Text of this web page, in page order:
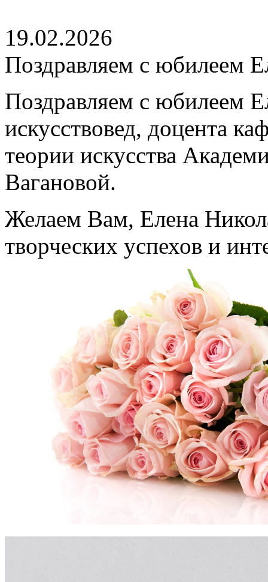
19.02.2026
Поздравляем с юбилеем
Поздравляем с юбилеем
искусствовед, доцента
теории искусства
Вагановой.
Желаем Вам, Елена
творческих успехов и